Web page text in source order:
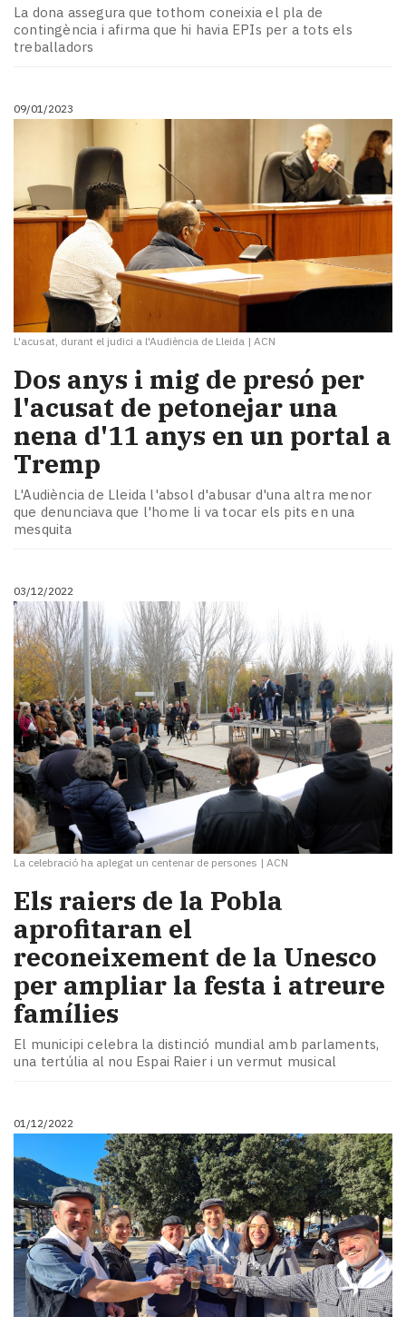
La dona assegura que tothom coneixia el pla de
contingència i afirma que hi havia EPIs per a tots els
treballadors
09/01/2023
L'acusat, durant el judici a l'Audiència de Lleida | ACN
Dos anys i mig de presó per
l'acusat de petonejar una
nena d'11 anys en un portal a
Tremp
L'Audiència de Lleida l'absol d'abusar d'una altra menor
que denunciava que l'home li va tocar els pits en una
mesquita
03/12/2022
La celebració ha aplegat un centenar de persones | ACN
Els raiers de la Pobla
aprofitaran el
reconeixement de la Unesco
per ampliar la festa i atreure
famílies
El municipi celebra la distinció mundial amb parlaments,
una tertúlia al nou Espai Raier i un vermut musical
01/12/2022